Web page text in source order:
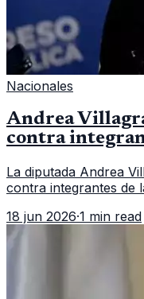
Nacionales
Andrea
contra
La diputada Andrea
contra integrantes de
18 jun 2026·1 min read